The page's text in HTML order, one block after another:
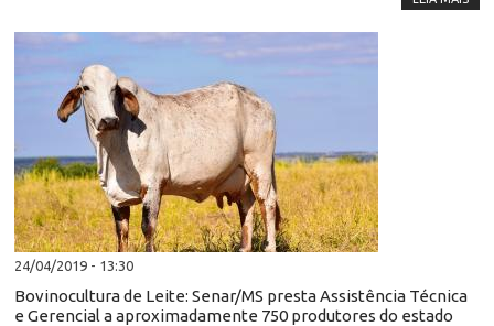
24/04/2019 - 13:30
Bovinocultura de Leite: Senar/MS presta Assistência Técnica
e Gerencial a aproximadamente 750 produtores do estado